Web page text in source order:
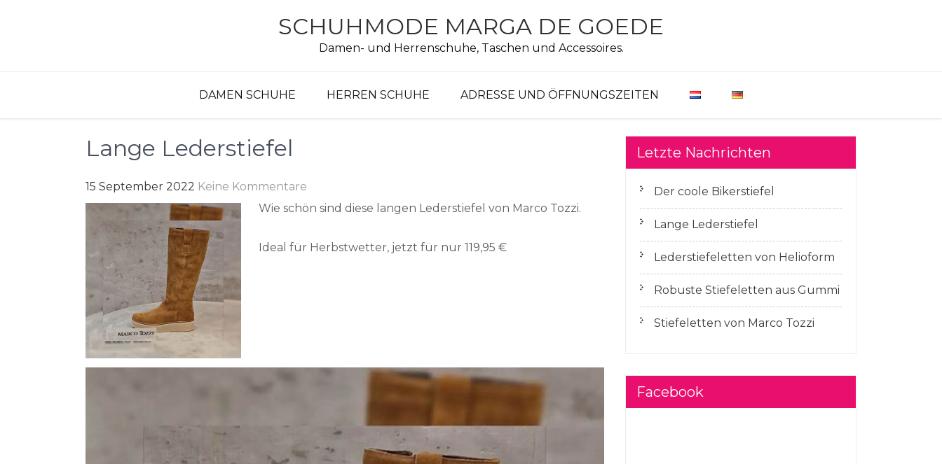
SCHUHMODE MARGA DE GOEDE
Damen- und Herrenschuhe, Taschen und Accessoires.
DAMEN SCHUHE HERREN SCHUHE ADRESSE UND ÖFFNUNGSZEITEN
Lange Lederstiefel
15 September 2022 Keine Kommentare
Wie schön sind diese langen Lederstiefel von Marco Tozzi.
Ideal für Herbstwetter, jetzt für nur 119,95 €
Letzte Nachrichten
Der coole Bikerstiefel
Lange Lederstiefel
Lederstiefeletten von Helioform
Robuste Stiefeletten aus Gummi
Stiefeletten von Marco Tozzi
Facebook